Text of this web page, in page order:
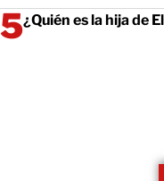
¿Quién es la hija de